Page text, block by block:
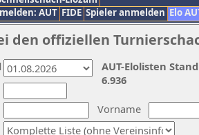
AUT FIDE Spieler anmelden Elo
den offiziellen
Vorname
AUT-Elolisten
6.936